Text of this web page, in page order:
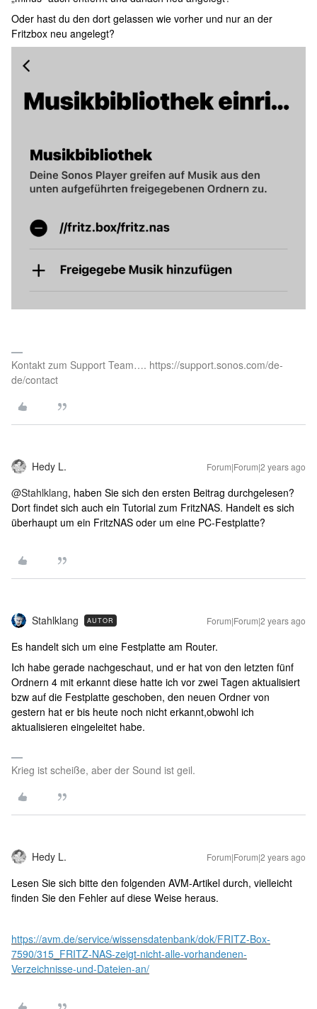
Oder hast du den dort gelassen wie vorher und nur an der
Fritzbox neu angelegt?
Kontakt zum Support Team…. https://support.sonos.com/de-
de/contact
Hedy L. Forum|Forum|2 years ago
@Stahlklang, haben Sie sich den ersten Beitrag durchgelesen?
Dort findet sich auch ein Tutorial zum FritzNAS. Handelt es sich
überhaupt um ein FritzNAS oder um eine PC-Festplatte?
Stahlklang AUTOR Forum|Forum|2 years ago
Es handelt sich um eine Festplatte am Router.
Ich habe gerade nachgeschaut, und er hat von den letzten fünf
Ordnern 4 mit erkannt diese hatte ich vor zwei Tagen aktualisiert
bzw auf die Festplatte geschoben, den neuen Ordner von
gestern hat er bis heute noch nicht erkannt,obwohl ich
aktualisieren eingeleitet habe.
Krieg ist scheiße, aber der Sound ist geil.
Hedy L. Forum|Forum|2 years ago
Lesen Sie sich bitte den folgenden AVM-Artikel durch, vielleicht
finden Sie den Fehler auf diese Weise heraus.
https://avm.de/service/wissensdatenbank/dok/FRITZ-Box-
7590/315_FRITZ-NAS-zeigt-nicht-alle-vorhandenen-
Verzeichnisse-und-Dateien-an/